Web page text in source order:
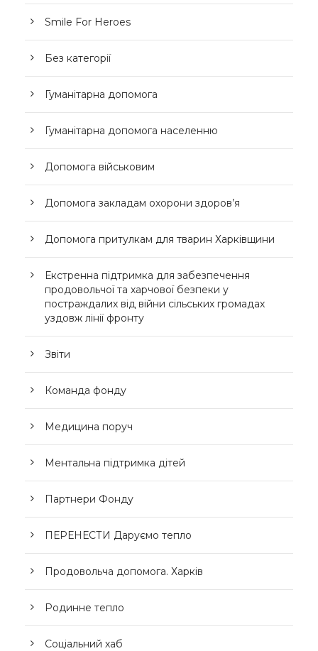
Smile For Heroes
Без категорії
Гуманітарна допомога
Гуманітарна допомога населенню
Допомога військовим
Допомога закладам охорони здоров’я
Допомога притулкам для тварин Харківщини
Екстренна підтримка для забезпечення
продовольчої та харчової безпеки у
постраждалих від війни сільських громадах
уздовж лінії фронту
Звіти
Команда фонду
Медицина поруч
Ментальна підтримка дітей
Партнери Фонду
ПЕРЕНЕСТИ Даруємо тепло
Продовольча допомога. Харків
Родинне тепло
Соціальний хаб